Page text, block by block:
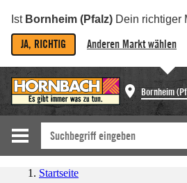
Ist Bornheim (Pfalz) Dein richtiger
JA, RICHTIG Anderen Markt wählen
Bornheim
Startseite